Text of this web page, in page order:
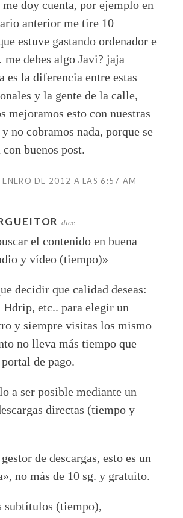
doy cuenta, por ejemplo en
anterior me tire 10
estuve gastando ordenador e
debes algo Javi? jaja
es la diferencia entre estas
y la gente de la calle,
mejoramos esto con nuestras
no cobramos nada, porque se
con buenos post.
ENERO DE 2012 A LAS 6:57 AM
dice:
el contenido en buena
y vídeo (tiempo)»
decidir que calidad deseas:
Hdrip, etc.. para elegir un
y siempre visitas los mismo
no lleva más tiempo que
de pago.
a ser posible mediante un
directas (tiempo y
de descargas, esto es un
no más de 10 sg. y gratuito.
subtítulos (tiempo),